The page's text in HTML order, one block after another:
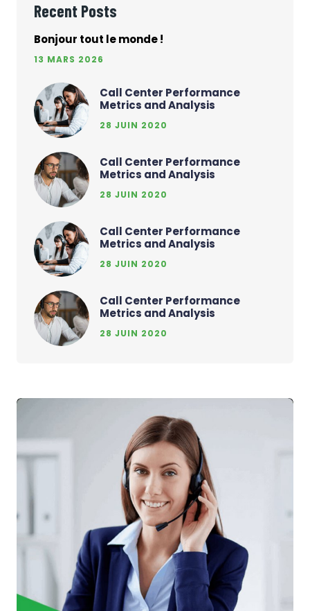
Recent Posts
Bonjour tout le monde !
13 MARS 2026
Call Center Performance
Metrics and Analysis
28 JUIN 2020
Call Center Performance
Metrics and Analysis
28 JUIN 2020
Call Center Performance
Metrics and Analysis
28 JUIN 2020
Call Center Performance
Metrics and Analysis
28 JUIN 2020